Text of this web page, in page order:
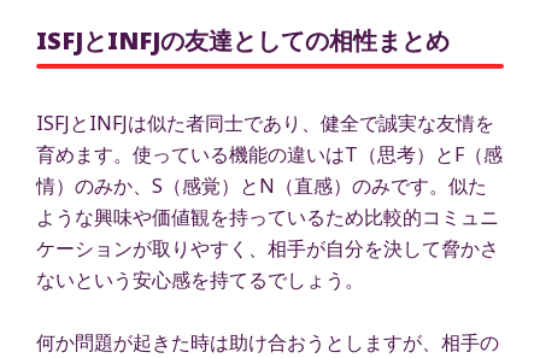
ISFJとINFJの友達としての相性まとめ
ISFJとINFJは似た者同士であり、健全で誠実な友情を
育めます。使っている機能の違いはT（思考）とF（感
情）のみか、S（感覚）とN（直感）のみです。似た
ような興味や価値観を持っているため比較的コミュニ
ケーションが取りやすく、相手が自分を決して脅かさ
ないという安心感を持てるでしょう。
何か問題が起きた時は助け合おうとしますが、相手の